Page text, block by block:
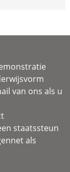
van ons als u
staatssteun
als